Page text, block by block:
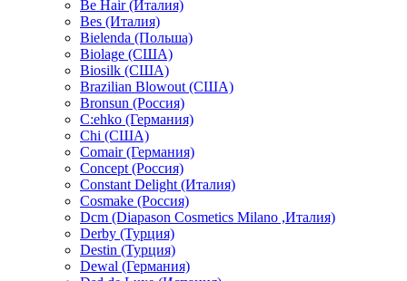
Be Hair (Италия)
Bes (Италия)
Bielenda (Польша)
Biolage (США)
Biosilk (США)
Brazilian Blowout (США)
Bronsun (Россия)
C:ehko (Германия)
Chi (США)
Comair (Германия)
Concept (Россия)
Constant Delight (Италия)
Cosmake (Россия)
Dcm (Diapason Cosmetics Milano ,Италия)
Derby (Турция)
Destin (Турция)
Dewal (Германия)